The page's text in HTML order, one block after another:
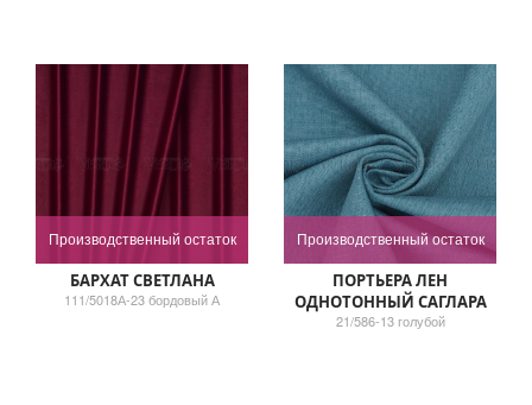
Производственный остаток
БАРХАТ СВЕТЛАНА
111/5018А-23 бордовый А
Производственный остаток
ПОРТЬЕРА ЛЕН
ОДНОТОННЫЙ САГЛАРА
21/586-13 голубой